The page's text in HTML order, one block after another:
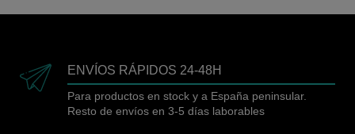
ENVÍOS RÁPIDOS 24-48H
Para productos en stock y a España peninsular.
Resto de envíos en 3-5 días laborables